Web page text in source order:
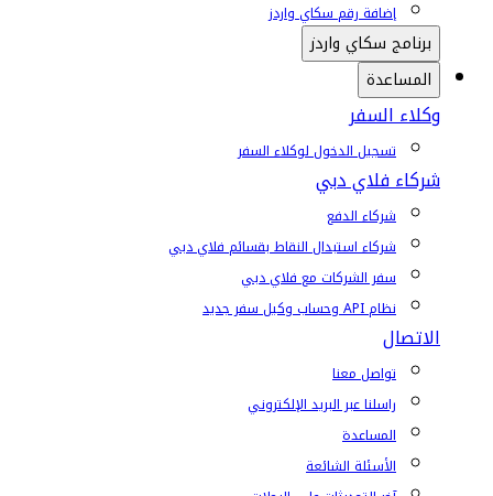
إضافة رقم سكاي واردز
برنامج سكاي واردز
المساعدة
وكلاء السفر
تسجيل الدخول لوكلاء السفر
شركاء فلاي دبي
شركاء الدفع
شركاء استبدال النقاط بقسائم فلاي دبي
سفر الشركات مع فلاي دبي
نظام API وحساب وكيل سفر جديد
الاتصال
تواصل معنا
راسلنا عبر البريد الإلكتروني
المساعدة
الأسئلة الشائعة